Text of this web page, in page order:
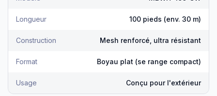
Longueur 100 pieds (env. 30 m)
Construction Mesh renforcé, ultra résistant
Format Boyau plat (se range compact)
Usage Conçu pour l'extérieur